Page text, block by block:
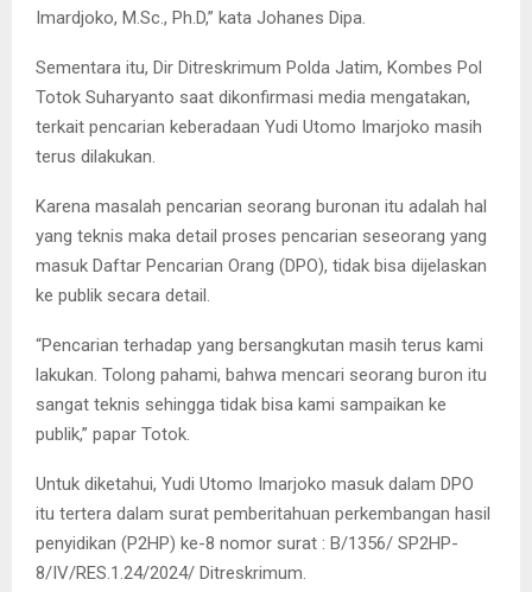
Imardjoko, M.Sc., Ph.D,” kata Johanes Dipa.
Sementara itu, Dir Ditreskrimum Polda Jatim, Kombes Pol
Totok Suharyanto saat dikonfirmasi media mengatakan,
terkait pencarian keberadaan Yudi Utomo Imarjoko masih
terus dilakukan.
Karena masalah pencarian seorang buronan itu adalah hal
yang teknis maka detail proses pencarian seseorang yang
masuk Daftar Pencarian Orang (DPO), tidak bisa dijelaskan
ke publik secara detail.
“Pencarian terhadap yang bersangkutan masih terus kami
lakukan. Tolong pahami, bahwa mencari seorang buron itu
sangat teknis sehingga tidak bisa kami sampaikan ke
publik,” papar Totok.
Untuk diketahui, Yudi Utomo Imarjoko masuk dalam DPO
itu tertera dalam surat pemberitahuan perkembangan hasil
penyidikan (P2HP) ke-8 nomor surat : B/1356/ SP2HP-
8/IV/RES.1.24/2024/ Ditreskrimum.